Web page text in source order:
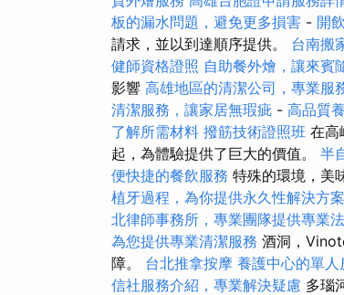
板的漏水問題，避免更多損害 - 開
請求，並以到達順序提供。 台南搬
健師資格證照 自助餐外燴，讓來賓
影響 高雄地區的清潔公司，專業服
清潔服務，讓家居無瑕疵 - 高品質
了解所需材料 撥筋技術證照班 在高
起，為體驗提供了巨大的價值。 半
便快捷的餐飲服務 特殊的環境，美
植牙過程，為你提供永久性解決方案
北律師事務所，專業團隊提供專業
為您提供專業清潔服務 酒洞，
障。 台北推拿按摩 養護中心的單
信社服務介紹，專業解決疑慮 多瑙